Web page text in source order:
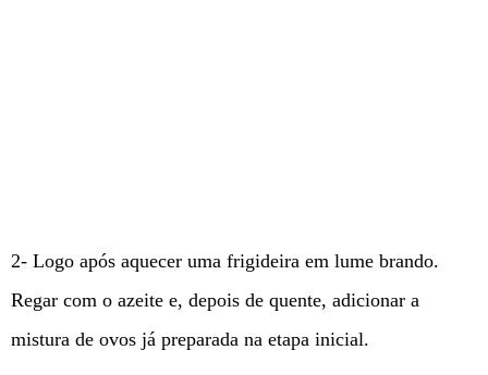
2- Logo após aquecer uma frigideira em lume brando.
Regar com o azeite e, depois de quente, adicionar a
mistura de ovos já preparada na etapa inicial.